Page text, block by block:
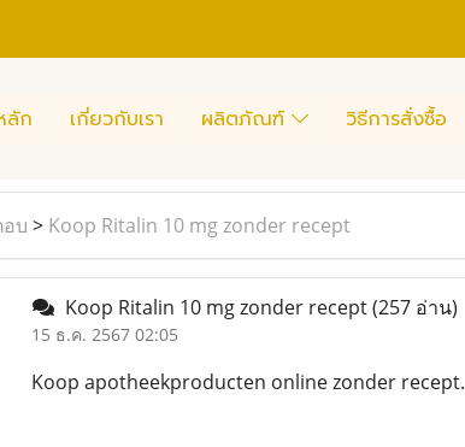
ลัก เกี่ยวกับเรา ผลิตภัณฑ์ วิธีการสั่งซื้อ
บ > Koop Ritalin 10 mg zonder recept
Koop Ritalin 10 mg zonder recept(257 อ่าน)
15 ธ.ค. 2567 02:05
Koop apotheekproducten online zonder recept.